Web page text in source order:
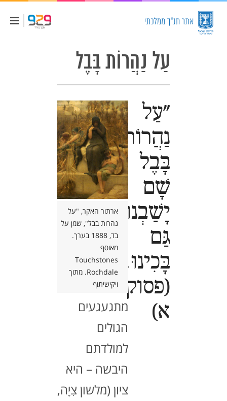
עַל נַהֲרוֹת בָּבֶל
"עַל
נַהֲרוֹת
בָּבֶל
שָׁם
יָשַׁבְנוּ
גַּם
בָּכִינוּ…"
(פסוק
א)
ארתור האקר, "על
נהרות בבל", שמן על
בד, 1888 בערך.
מאוסף
Touchstones
Rochdale. מתוך
ויקישיתוף
על שפת נהרות
בבל, השופעים
מים ופרי,
מתגעגעים
הגולים
למולדתם
היבשה – היא
ציון (מלשון צִיָה,